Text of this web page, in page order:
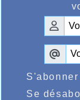
S'abonner
Se